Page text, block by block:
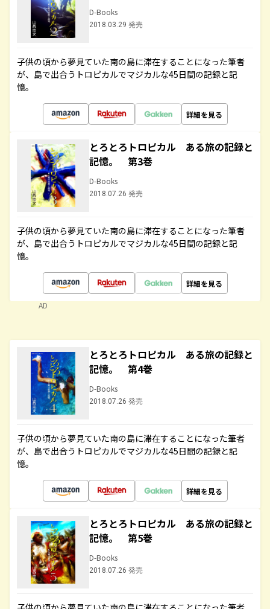
D-Books
2018.03.29 発売
子供の頃から夢見ていた南の島に滞在することになった筆者
が、島で出合うトロピカルでマジカルな45日間の記録と記
憶。
詳細を見る
とろとろトロピカル ある旅の記録と
記憶。 第3巻
D-Books
2018.07.26 発売
子供の頃から夢見ていた南の島に滞在することになった筆者
が、島で出合うトロピカルでマジカルな45日間の記録と記
憶。
詳細を見る
AD
とろとろトロピカル ある旅の記録と
記憶。 第4巻
D-Books
2018.07.26 発売
子供の頃から夢見ていた南の島に滞在することになった筆者
が、島で出合うトロピカルでマジカルな45日間の記録と記
憶。
詳細を見る
とろとろトロピカル ある旅の記録と
記憶。 第5巻
D-Books
2018.07.26 発売